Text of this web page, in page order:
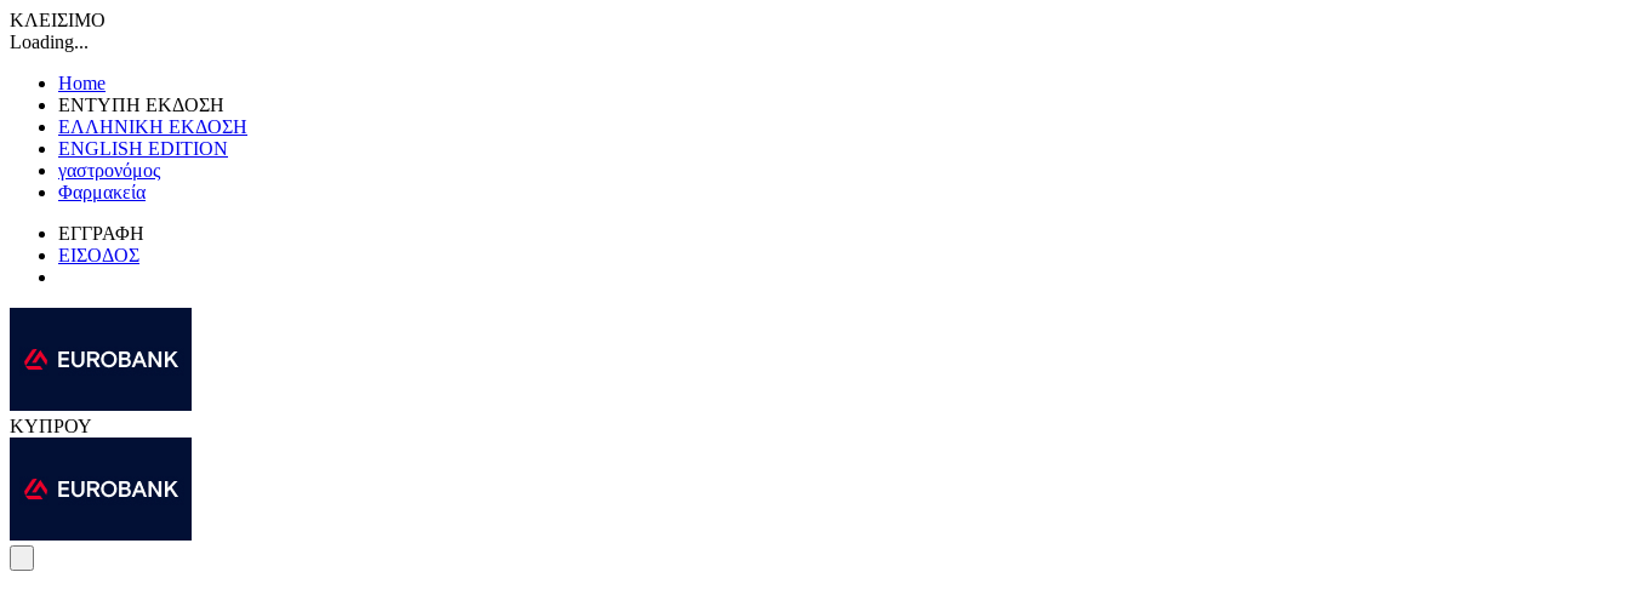
ΚΛΕΙΣΙΜΟ
Loading...
Home
ΕΝΤΥΠΗ ΕΚΔΟΣΗ
ΕΛΛΗΝΙΚΗ ΕΚΔΟΣΗ
ENGLISH EDITION
γαστρονόμος
Φαρμακεία
ΕΓΓΡΑΦΗ
ΕΙΣΟΔΟΣ
ΚΥΠΡΟΥ